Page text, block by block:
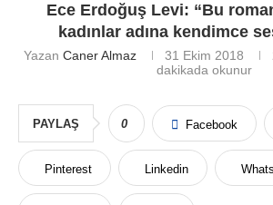
Ece Erdoğuş Levi: “Bu
kadınlar adına kendimce
Yazan Caner Almaz 31 Ekim 2018
dakikada okunur
PAYLAŞ 0 Facebook
Pinterest Linkedin